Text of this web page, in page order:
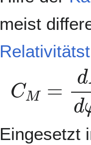
meist
CM M
Eingesetzt